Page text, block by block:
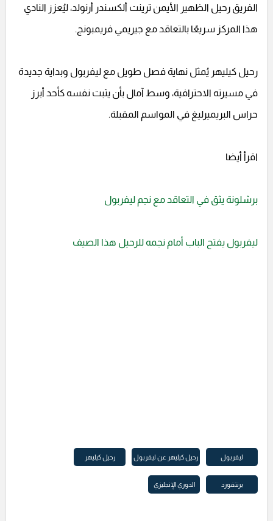
الفريق رحيل الظهير الأيمن ترينت ألكسندر أرنولد، ليُعزز النادي
هذا المركز سريعًا بالتعاقد مع جيريمي فريمبونج.
رحيل كيليهر يُمثل نهاية فصل طويل مع ليفربول وبداية جديدة
في مسيرته الاحترافية، وسط آمال بأن يثبت نفسه كأحد أبرز
حراس البريميرليغ في المواسم المقبلة.
اقرأ أيضا
برشلونة يثق في التعاقد مع نجم ليفربول
ليفربول يفتح الباب أمام نجمه للرحيل هذا الصيف
ليفربول رحيل كيليهر عن ليفربول رحيل كيليهر
برنتفورد الدوري الإنجليزي